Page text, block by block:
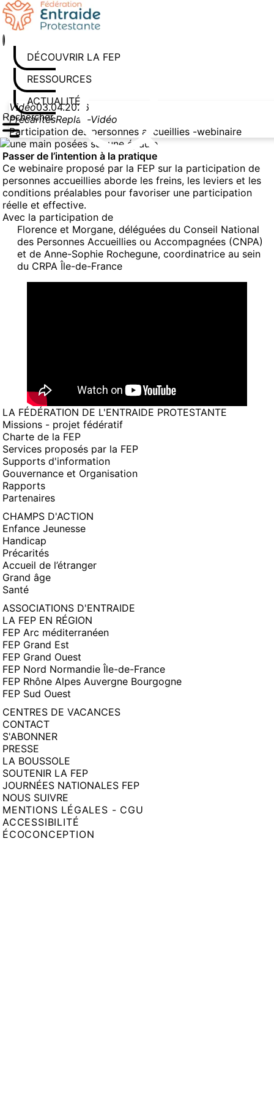
Aller
au
contenu
DÉCOUVRIR LA FEP
RESSOURCES
ACTUALITÉS
Rechercher sur le site
Saisissez au moins 3 caractères pour lancer la recherche
Vidéo03.04.2026
PrécaritésReplay-Vidéo
Participation des personnes accueillies -webinaire
Passer de l’intention à la pratique
Ce webinaire proposé par la FEP sur la participation de
personnes accueillies aborde les freins, les leviers et les
conditions préalables pour favoriser une participation
réelle et effective.
Avec la participation de
Florence et Morgane, déléguées du Conseil National
des Personnes Accueillies ou Accompagnées (CNPA)
et de Anne-Sophie Rochegune, coordinatrice au sein
du CRPA Île-de-France
LA FÉDÉRATION DE L'ENTRAIDE PROTESTANTE
Missions - projet fédératif
Charte de la FEP
Services proposés par la FEP
Supports d'information
Gouvernance et Organisation
Rapports
Partenaires
CHAMPS D'ACTION
Enfance Jeunesse
Handicap
Précarités
Accueil de l’étranger
Grand âge
Santé
ASSOCIATIONS D'ENTRAIDE
LA FEP EN RÉGION
FEP Arc méditerranéen
FEP Grand Est
FEP Grand Ouest
FEP Nord Normandie Île-de-France
FEP Rhône Alpes Auvergne Bourgogne
FEP Sud Ouest
CENTRES DE VACANCES
CONTACT
S'ABONNER
PRESSE
LA BOUSSOLE
SOUTENIR LA FEP
JOURNÉES NATIONALES FEP
NOUS SUIVRE
MENTIONS LÉGALES - CGU
ACCESSIBILITÉ
ÉCOCONCEPTION